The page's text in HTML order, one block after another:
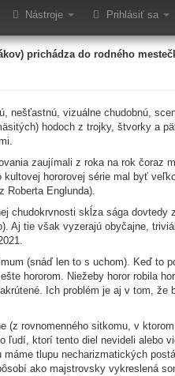
Nástroje Prihlásiť sa
nočná mora
prichádza do rodného
nešťastnú, vizuálne chudobnú,
hodoch z trojky, štvorky a
zaujímali z roka na rok čoraz
hororovej série mal byť
Roberta Englunda).
chudokrvnosti skĺza sága dovtedy
Aj tie však vyzerajú obyčajne,
(snáď len to s uchom). Keď to
hororom. Niežeby horor robila
Ich problém je aj v tom, že
rovnomenného sitkomu, v
ľudí, ktorí tento diel nevideli alebo
tlupu necharizmatických
ako majstrovsky vykreslená